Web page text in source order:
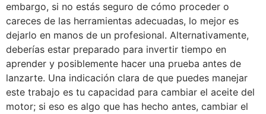
embargo, si no estás seguro de cómo proceder o
careces de las herramientas adecuadas, lo mejor es
dejarlo en manos de un profesional. Alternativamente,
deberías estar preparado para invertir tiempo en
aprender y posiblemente hacer una prueba antes de
lanzarte. Una indicación clara de que puedes manejar
este trabajo es tu capacidad para cambiar el aceite del
motor; si eso es algo que has hecho antes, cambiar el